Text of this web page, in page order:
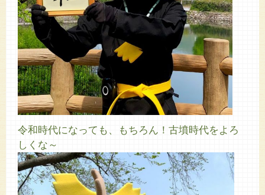
令和時代になっても、もちろん！古墳時代をよろ
しくな～